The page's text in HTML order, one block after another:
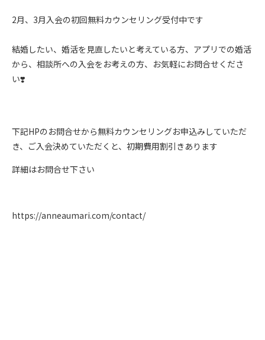
2月、3月入会の初回無料カウンセリング受付中です
結婚したい、婚活を見直したいと考えている方、アプリでの婚活
から、相談所への入会をお考えの方、お気軽にお問合せくださ
い❣️
下記HPのお問合せから無料カウンセリングお申込みしていただ
き、ご入会決めていただくと、初期費用割引きあります
詳細はお問合せ下さい
https://anneaumari.com/contact/